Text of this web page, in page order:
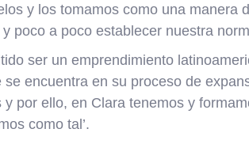
y los tomamos como una manera
poco a poco establecer nuestra
ser un emprendimiento
encuentra en su proceso de
por ello, en Clara tenemos y
como tal’.